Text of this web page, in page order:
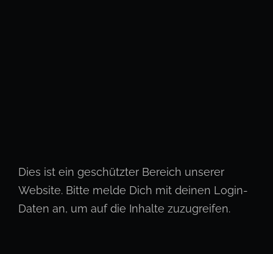
Dies ist ein geschützter Bereich unserer
Website. Bitte melde Dich mit deinen Login-
Daten an, um auf die Inhalte zuzugreifen.